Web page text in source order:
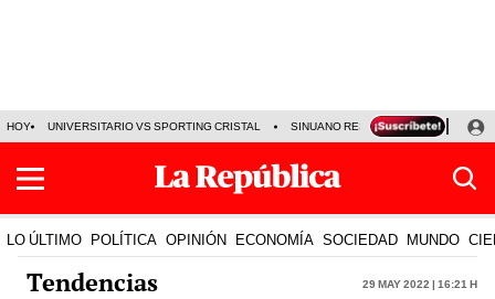
HOY UNIVERSITARIO VS SPORTING CRISTAL SINUANO RESULTADOS HOY
LO ÚLTIMO POLÍTICA OPINIÓN ECONOMÍA SOCIEDAD MUNDO
Tendencias 29 May 2022 | 16:21 h